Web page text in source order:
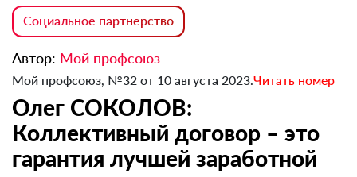
Социальное партнерство
Автор: Мой профсоюз
Мой профсоюз, №32 от 10 августа 2023.Читать номер
Олег СОКОЛОВ:
Коллективный договор – это
гарантия лучшей заработной